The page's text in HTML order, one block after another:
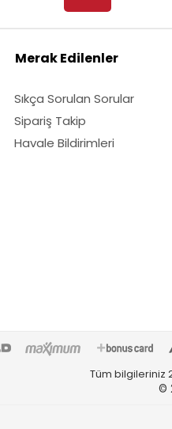
Merak Edilenler
Sıkça Sorulan Sorular
Sipariş Takip
Havale Bildirimleri
Tüm bilgileriniz
©